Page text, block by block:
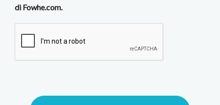
di Fowhe.com.